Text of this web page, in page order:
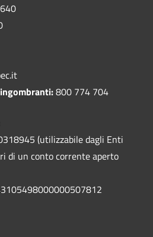
800 774 704
(utilizzabile dagli Enti
di un conto corrente aperto